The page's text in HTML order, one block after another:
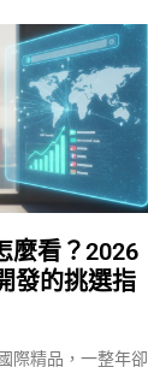
麼看？2026
發的挑選指
際精品，一整年卻